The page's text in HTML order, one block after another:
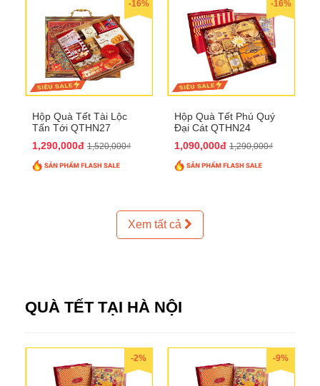
-16%
Hộp Quà Tết Tài Lộc
Tấn Tới QTHN27
1,290,000đ 1,520,000₫
-16%
Hộp Quà Tết Phú Quý
Đại Cát QTHN24
1,090,000đ 1,290,000₫
Xem tất cả
QUÀ TẾT TẠI HÀ NỘI
-2% -9%